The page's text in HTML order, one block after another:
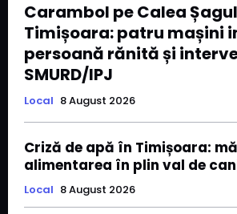
Carambol pe Calea
Timișoara: patru mașini
persoană rănită și
SMURD/IPJ
Local 8 August 2026
Criză de apă în Timișoara:
alimentarea în plin val de
Local 8 August 2026